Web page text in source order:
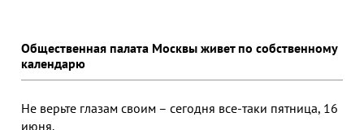
Общественная палата Москвы живет по собственному
календарю
Не верьте глазам своим – сегодня все-таки пятница, 16
июня.